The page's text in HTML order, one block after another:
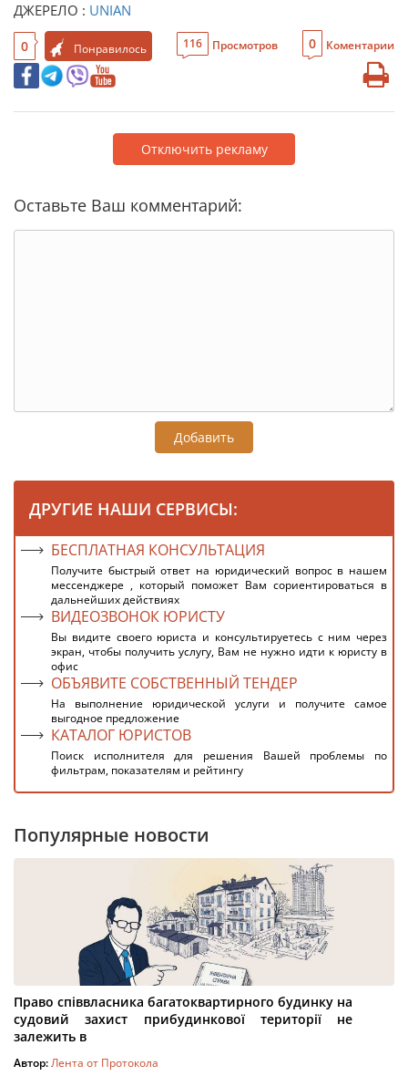
ДЖЕРЕЛО : UNIAN
0 Понравилось 116 Просмотров 0 Коментарии
Отключить рекламу
Оставьте Ваш комментарий:
Добавить
ДРУГИЕ НАШИ СЕРВИСЫ:
БЕСПЛАТНАЯ КОНСУЛЬТАЦИЯ
Получите быстрый ответ на юридический вопрос в нашем
мессенджере , который поможет Вам сориентироваться в
дальнейших действиях
ВИДЕОЗВОНОК ЮРИСТУ
Вы видите своего юриста и консультируетесь с ним через
экран, чтобы получить услугу, Вам не нужно идти к юристу в
офис
ОБЪЯВИТЕ СОБСТВЕННЫЙ ТЕНДЕР
На выполнение юридической услуги и получите самое
выгодное предложение
КАТАЛОГ ЮРИСТОВ
Поиск исполнителя для решения Вашей проблемы по
фильтрам, показателям и рейтингу
Популярные новости
Право співвласника багатоквартирного будинку на
судовий захист прибудинкової території не
залежить в
Автор:Лента от Протокола